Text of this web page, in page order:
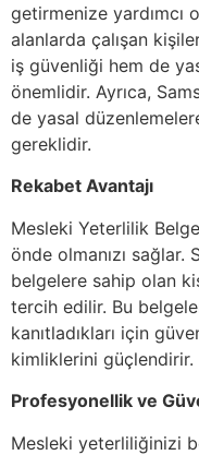
getirmenize yardımcı
alanlarda çalışan
iş güvenliği hem de
önemlidir. Ayrıca,
de yasal
gereklidir.
Rekabet Avantajı
Mesleki Yeterlilik
önde olmanızı sağlar.
belgelere sahip olan
tercih edilir. Bu
kanıtladıkları için
kimliklerini güçlendirir.
Profesyonellik ve
Mesleki yeterliliğinizi